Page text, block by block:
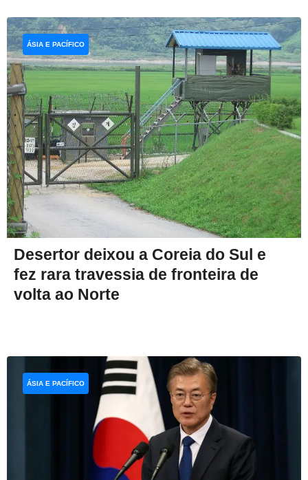
Desertor deixou a Coreia do Sul e
fez rara travessia de fronteira de
volta ao Norte
ÁSIA E PACÍFICO
ÁSIA E PACÍFICO